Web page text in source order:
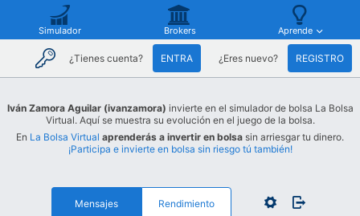
Simulador Brokers Aprende
¿Tienes cuenta? ENTRA ¿Eres nuevo? REGISTRO
Iván Zamora Aguilar (ivanzamora) invierte en el simulador de bolsa La Bolsa
Virtual. Aquí se muestra su evolución en el juego de la bolsa.
En La Bolsa Virtual aprenderás a invertir en bolsa sin arriesgar tu dinero.
¡Participa e invierte en bolsa sin riesgo tú también!
Mensajes Rendimiento